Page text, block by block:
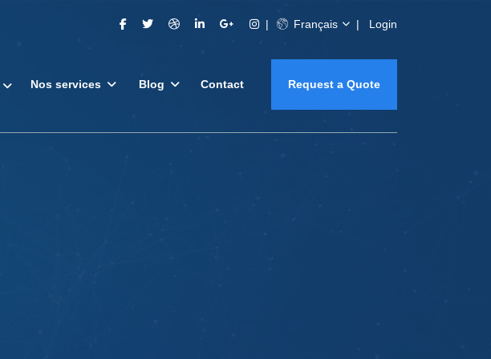
Français Login
Nos services Blog Contact Request a Quote